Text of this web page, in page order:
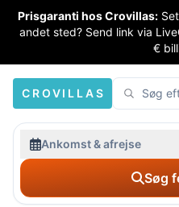
Prisgaranti hos Crovillas:
andet sted? Send link via
€
CROVILLAS
Ankomst & afrejse
Søg